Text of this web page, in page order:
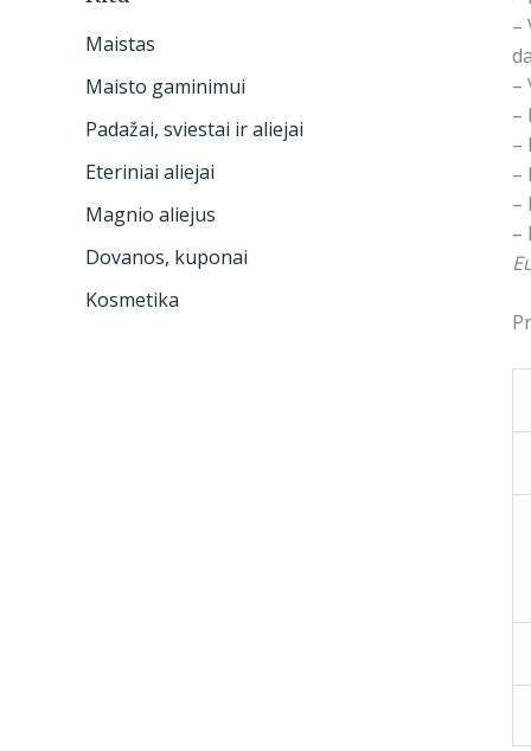
Maistas
Maisto gaminimui
Padažai, sviestai ir aliejai
Eteriniai aliejai
Magnio aliejus
Dovanos, kuponai
Kosmetika
–
–
–
–
–
–
–